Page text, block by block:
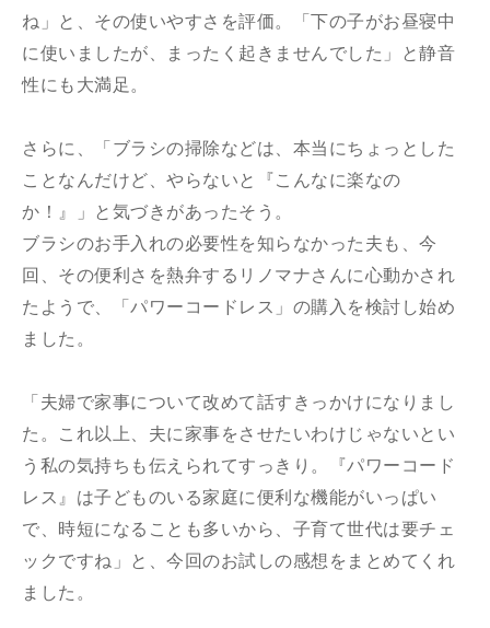
ね」と、その使いやすさを評価。「下の子がお昼寝中
に使いましたが、まったく起きませんでした」と静音
性にも大満足。
さらに、「ブラシの掃除などは、本当にちょっとした
ことなんだけど、やらないと『こんなに楽なの
か！』」と気づきがあったそう。
ブラシのお手入れの必要性を知らなかった夫も、今
回、その便利さを熱弁するリノマナさんに心動かされ
たようで、「パワーコードレス」の購入を検討し始め
ました。
「夫婦で家事について改めて話すきっかけになりまし
た。これ以上、夫に家事をさせたいわけじゃないとい
う私の気持ちも伝えられてすっきり。『パワーコード
レス』は子どものいる家庭に便利な機能がいっぱい
で、時短になることも多いから、子育て世代は要チェ
ックですね」と、今回のお試しの感想をまとめてくれ
ました。